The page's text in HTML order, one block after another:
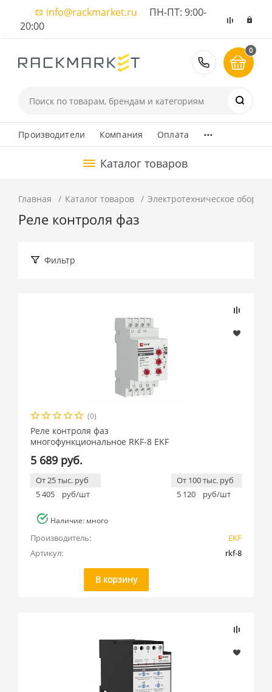
info@rackmarket.ru ПН-ПТ: 9:00-
20:00
8 (495)
0
Производители Компания Оплата ...
Каталог товаров
Главная Каталог товаров Электротехническое
Реле контроля фаз
Фильтр
Производитель
EKF (6)
(0)
Реле контроля фаз
многофункциональное RKF-8 EKF
5 689 руб.
От 25 тыс. руб
5 405
руб/шт
От 100 тыс. руб
5 120
руб/шт
Наличие: много
Производитель:
EKF
Артикул:
rkf-8
В корзину